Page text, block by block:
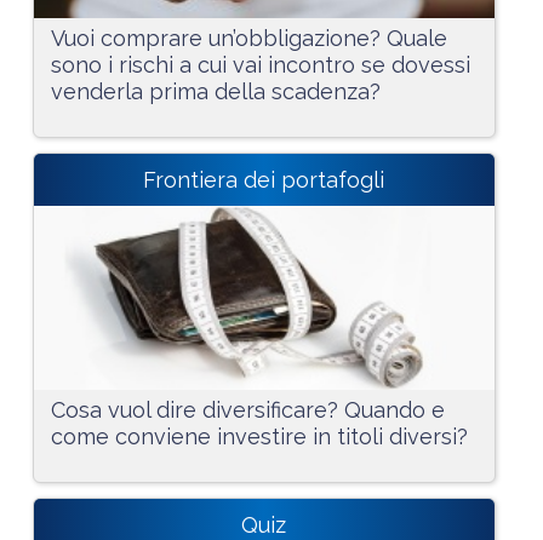
Vuoi comprare un’obbligazione? Quale
sono i rischi a cui vai incontro se dovessi
venderla prima della scadenza?
Frontiera dei portafogli
Cosa vuol dire diversificare? Quando e
come conviene investire in titoli diversi?
Quiz